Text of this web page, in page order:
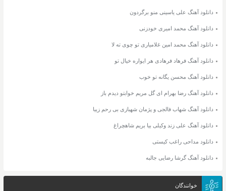
دانلود آهنگ علی یاسینی منو برگردون
دانلود آهنگ محمد امیری خودزنی
دانلود آهنگ محمد امین غلامیاری تو چوی ته لا
دانلود آهنگ فرهاد فرهادی هر ایواره خیال تو
دانلود آهنگ محسن یگانه تو خوب
دانلود آهنگ رضا بهرام ای گل مریم خوابتو دیدم باز
دانلود آهنگ شهاب فالجی و پژمان شهبازی بی رحم زیبا
دانلود آهنگ علی زند وکیلی بیا بریم شاهچراغ
دانلود مداحی راغب کیستی
دانلود آهنگ گرشا رضایی جالبه
خوانندگان